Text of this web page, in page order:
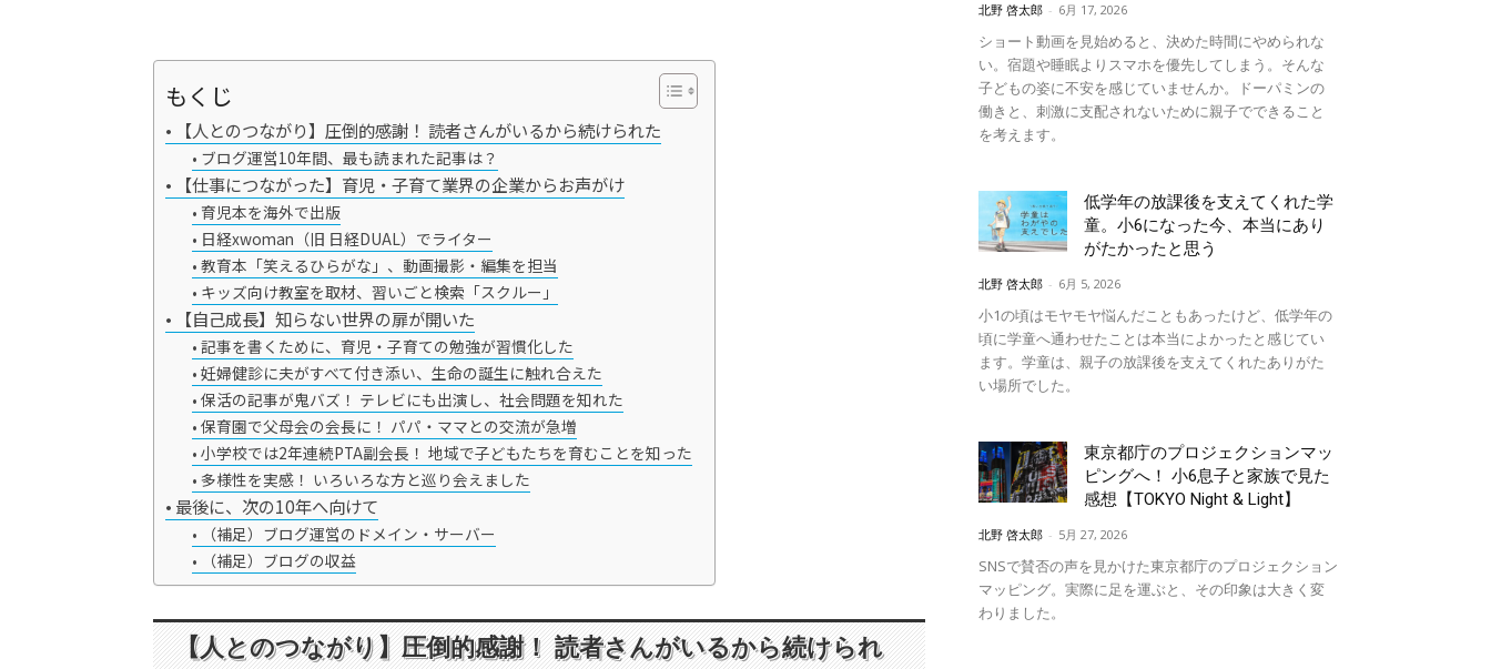
もくじ
【人とのつながり】圧倒的感謝！ 読者さんがいるから続けられた
ブログ運営10年間、最も読まれた記事は？
【仕事につながった】育児・子育て業界の企業からお声がけ
育児本を海外で出版
日経xwoman（旧 日経DUAL）でライター
教育本「笑えるひらがな」、動画撮影・編集を担当
キッズ向け教室を取材、習いごと検索「スクルー」
【自己成長】知らない世界の扉が開いた
記事を書くために、育児・子育ての勉強が習慣化した
妊婦健診に夫がすべて付き添い、生命の誕生に触れ合えた
保活の記事が鬼バズ！ テレビにも出演し、社会問題を知れた
保育園で父母会の会長に！ パパ・ママとの交流が急増
小学校では2年連続PTA副会長！ 地域で子どもたちを育むことを知った
多様性を実感！ いろいろな方と巡り会えました
最後に、次の10年へ向けて
（補足）ブログ運営のドメイン・サーバー
（補足）ブログの収益
【人とのつながり】圧倒的感謝！ 読者さんがいるから続けられ
北野 啓太郎 - 6月 17, 2026
ショート動画を見始めると、決めた時間にやめられな
い。宿題や睡眠よりスマホを優先してしまう。そんな
子どもの姿に不安を感じていませんか。ドーパミンの
働きと、刺激に支配されないために親子でできること
を考えます。
低学年の放課後を支えてくれた学
童。小6になった今、本当にあり
がたかったと思う
北野 啓太郎 - 6月 5, 2026
小1の頃はモヤモヤ悩んだこともあったけど、低学年の
頃に学童へ通わせたことは本当によかったと感じてい
ます。学童は、親子の放課後を支えてくれたありがた
い場所でした。
東京都庁のプロジェクションマッ
ピングへ！ 小6息子と家族で見た
感想【TOKYO Night & Light】
北野 啓太郎 - 5月 27, 2026
SNSで賛否の声を見かけた東京都庁のプロジェクション
マッピング。実際に足を運ぶと、その印象は大きく変
わりました。